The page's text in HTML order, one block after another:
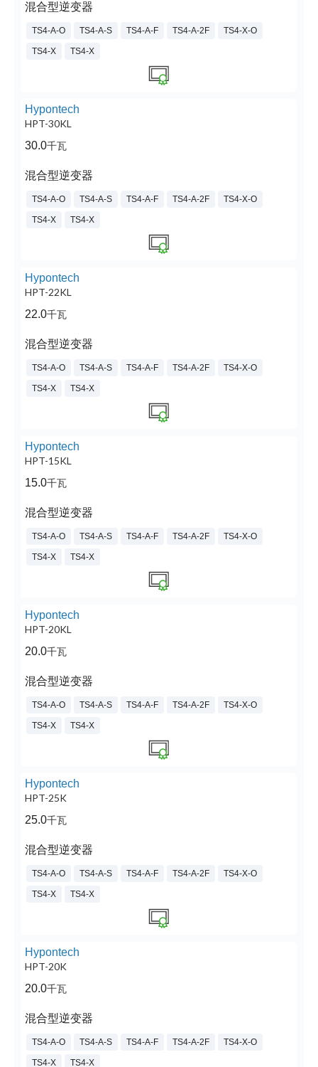
混合型逆变器
TS4-A-O TS4-A-S TS4-A-F TS4-A-2F TS4-X-O
TS4-X TS4-X
Hypontech
HPT-30KL
30.0千瓦
混合型逆变器
TS4-A-O TS4-A-S TS4-A-F TS4-A-2F TS4-X-O
TS4-X TS4-X
Hypontech
HPT-22KL
22.0千瓦
混合型逆变器
TS4-A-O TS4-A-S TS4-A-F TS4-A-2F TS4-X-O
TS4-X TS4-X
Hypontech
HPT-15KL
15.0千瓦
混合型逆变器
TS4-A-O TS4-A-S TS4-A-F TS4-A-2F TS4-X-O
TS4-X TS4-X
Hypontech
HPT-20KL
20.0千瓦
混合型逆变器
TS4-A-O TS4-A-S TS4-A-F TS4-A-2F TS4-X-O
TS4-X TS4-X
Hypontech
HPT-25K
25.0千瓦
混合型逆变器
TS4-A-O TS4-A-S TS4-A-F TS4-A-2F TS4-X-O
TS4-X TS4-X
Hypontech
HPT-20K
20.0千瓦
混合型逆变器
TS4-A-O TS4-A-S TS4-A-F TS4-A-2F TS4-X-O
TS4-X TS4-X